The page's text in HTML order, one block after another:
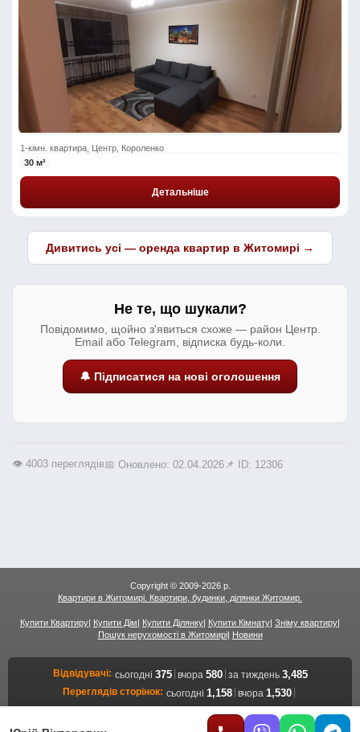
1-кімн. квартира, Центр, Короленко
30 м²
Детальніше
Дивитись усі — оренда квартир в Житомирі →
Не те, що шукали?
Повідомимо, щойно з'явиться схоже — район Центр.
Email або Telegram, відписка будь-коли.
🔔 Підписатися на нові оголошення
👁️ 4003 переглядів📅 Оновлено: 02.04.2026📌 ID: 12306
Copyright © 2009-2026 р.
Квартири в Житомирі. Квартири, будинки, ділянки Житомир.
Купити Квартиру| Купити Дім| Купити Ділянку| Купити Кімнату| Зніму квартиру|
Пошук нерухомості в Житомирі| Новини
Відвідувачі: сьогодні 375 вчора 580 за тиждень 3,485
Переглядів сторінок: сьогодні 1,158 вчора 1,530
Переглядів об'єктів: